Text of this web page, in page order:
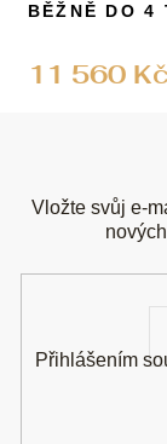
11 560 Kč
BĚŽNĚ DO 4
Vložte svůj e-
Přihlášením